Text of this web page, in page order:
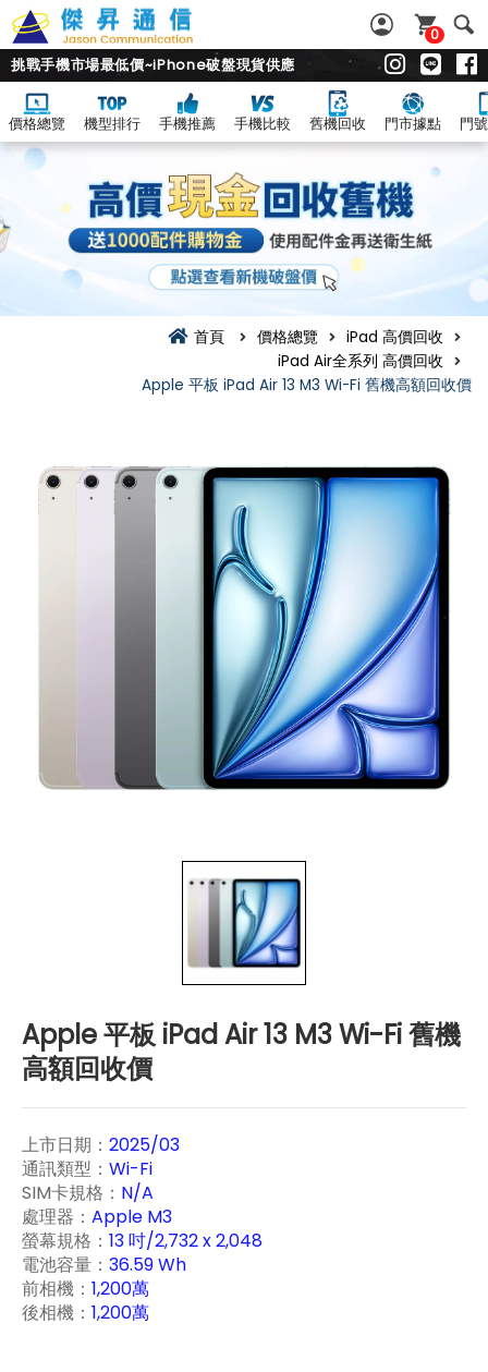
0
挑戰手機市場最低價~iPhone破盤現貨供應
價格總覽 機型排行 手機推薦 手機比較 舊機回收 門市據點 門
首頁 價格總覽
iPad 高價回收
iPad Air全系列 高價回收
Apple 平板 iPad Air 13 M3 Wi-Fi 舊機高額回收價
Apple 平板 iPad Air 13 M3 Wi-Fi 舊機
高額回收價
上市日期： 2025/03
通訊類型： Wi-Fi
SIM卡規格： N/A
處理器： Apple M3
螢幕規格： 13 吋/2,732 x 2,048
電池容量： 36.59 Wh
前相機： 1,200萬
後相機： 1,200萬